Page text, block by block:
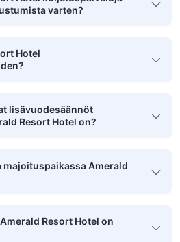
varten?
Hotel
lisävuodesäännöt
Resort Hotel on?
majoituspaikassa Amerald
Resort Hotel on